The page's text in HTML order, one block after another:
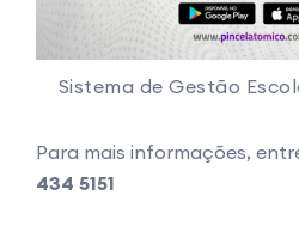
Sistema de Gestão
Para mais informações,
434 5151